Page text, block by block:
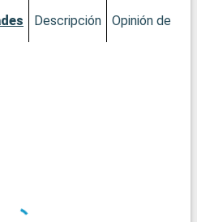
Descripción Opinión del